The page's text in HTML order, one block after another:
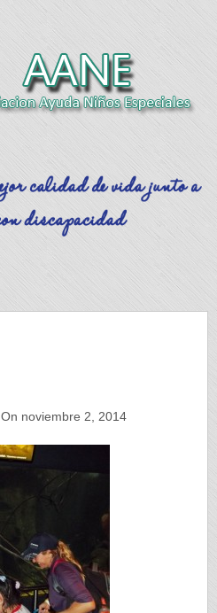
On noviembre 2, 2014